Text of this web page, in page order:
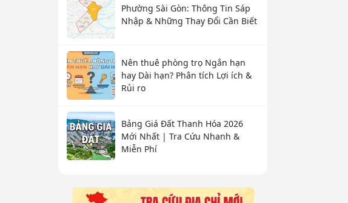
Phường Sài Gòn: Thông Tin Sáp
Nhập & Những Thay Đổi Cần Biết
Nên thuê phòng trọ Ngắn hạn
hay Dài hạn? Phân tích Lợi ích &
Rủi ro
Bảng Giá Đất Thanh Hóa 2026
Mới Nhất | Tra Cứu Nhanh &
Miễn Phí